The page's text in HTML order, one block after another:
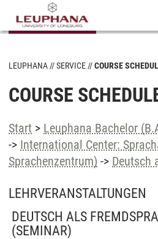
LEUPHANA SERVICE COURSE
COURSE
Start > Leuphana Bachelor
-> International Center:
Sprachenzentrum) -> Deutsch
LEHRVERANSTALTUNGEN
DEUTSCH ALS
(SEMINAR)